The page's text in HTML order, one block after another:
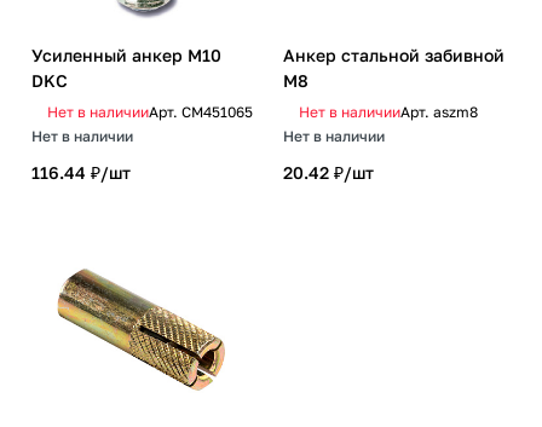
Усиленный анкер М10
DKC
Нет в наличииАрт. CM451065
Нет в наличии
116.44 ₽/шт
Анкер стальной забивной
М8
Нет в наличииАрт. aszm8
Нет в наличии
20.42 ₽/шт